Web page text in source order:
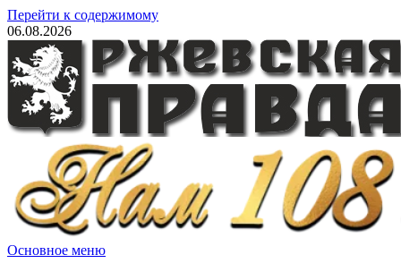
Перейти к содержимому
06.08.2026
Основное меню